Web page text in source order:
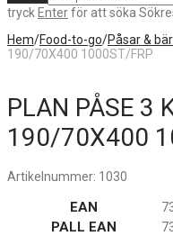
tryck Enterför att söka
Hem/Food-to-go/Påsar &
190/70X400 1000ST/FRP
PLAN PÅSE 3
190/70X400
Artikelnummer: 1030
EAN
PALL EAN